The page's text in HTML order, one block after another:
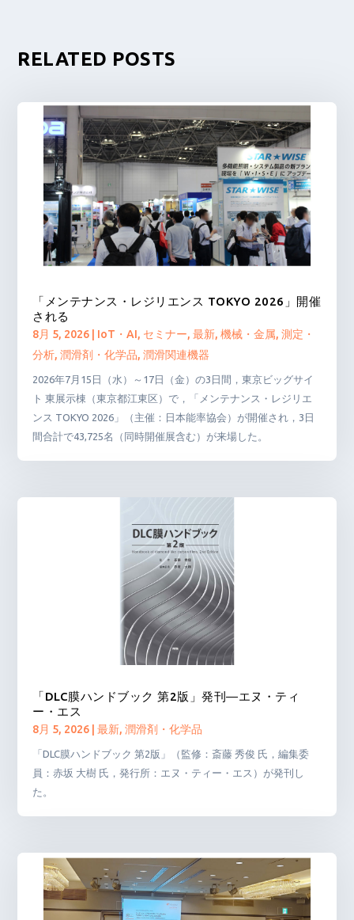
RELATED POSTS
「メンテナンス・レジリエンス TOKYO 2026」開催
される
8月 5, 2026 IoT・AI, セミナー,最新,機械・金属,測定・
分析,潤滑剤・化学品,潤滑関連機器
2026年7月15日（水）～17日（金）の3日間，東京ビッグサイ
ト 東展示棟（東京都江東区）で，「メンテナンス・レジリエ
ンス TOKYO 2026」（主催：日本能率協会）が開催され，3日
間合計で43,725名（同時開催展含む）が来場した。
「DLC膜ハンドブック 第2版」発刊―エヌ・ティ
ー・エス
8月 5, 2026 |最新,潤滑剤・化学品
「DLC膜ハンドブック 第2版」（監修：斎藤 秀俊 氏，編集委
員：赤坂 大樹 氏，発行所：エヌ・ティー・エス）が発刊し
た。